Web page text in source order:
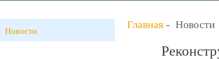
Новости
Главная - Новости